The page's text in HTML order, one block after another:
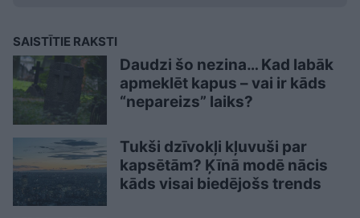
SAISTĪTIE RAKSTI
Daudzi šo nezina… Kad labāk
apmeklēt kapus – vai ir kāds
“nepareizs” laiks?
Tukši dzīvokļi kļuvuši par
kapsētām? Ķīnā modē nācis
kāds visai biedējošs trends